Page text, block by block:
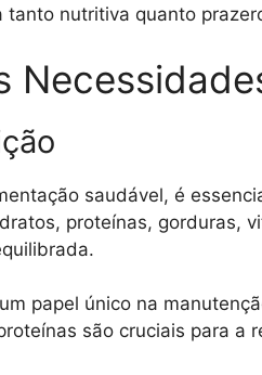
tanto nutritiva quanto
saudável, é
proteínas, gorduras,
papel único na
são cruciais para a